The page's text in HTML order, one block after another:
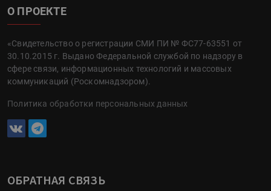
О ПРОЕКТЕ
«Свидетельство о регистрации СМИ ПИ № ФС77-63551 от
30.10.2015 г. Выдано Федеральной службой по надзору в
сфере связи, информационных технологий и массовых
коммуникаций (Роскомнадзором).
Политика обработки персональных данных
ОБРАТНАЯ СВЯЗЬ